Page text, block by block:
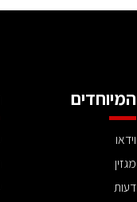
המיוחדים
וידאו
מגזין
דעות